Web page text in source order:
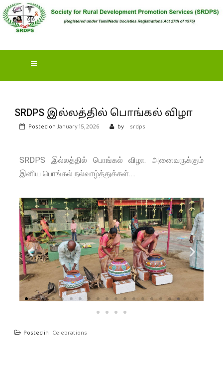
S OCIETY FOR RURAL
DEVELOPMENT
(SRDPS)
SRDPS இல்லத்தில் பொங்கல் விழா
Posted on January 15, 2026 by srdps
SRDPS இல்லத்தில் பொங்கல் விழா. அனைவருக்கும்
இனிய பொங்கல் நல்வாழ்த்துக்கள்….
Posted in Celebrations